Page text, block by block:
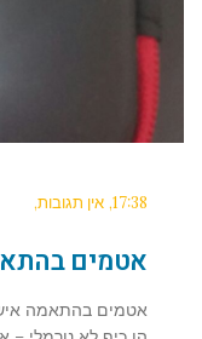
17:38 אין תגובות
אטמים
אטמים בהתאמה